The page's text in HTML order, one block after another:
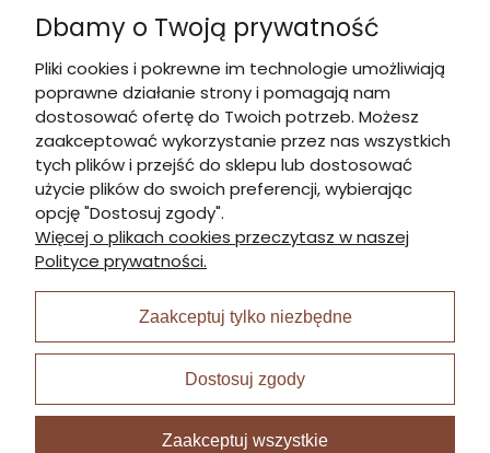
Kontakt
Informacje
Płatności i dostawa
Moje konto
I Nagroda w plabiscycie:
Dbamy o Twoją prywatność
Pliki cookies i pokrewne im technologie umożliwiają
poprawne działanie strony i pomagają nam
dostosować ofertę do Twoich potrzeb. Możesz
zaakceptować wykorzystanie przez nas wszystkich
tych plików i przejść do sklepu lub dostosować
użycie plików do swoich preferencji, wybierając
opcję "Dostosuj zgody".
Więcej o plikach cookies przeczytasz w naszej
Polityce prywatności.
Zaakceptuj tylko niezbędne
Dostosuj zgody
Zaakceptuj wszystkie